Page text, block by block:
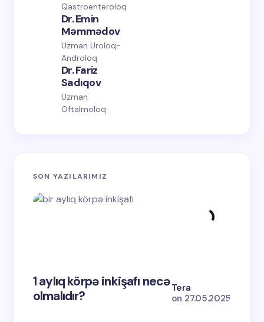
Qastroenteroloq
Dr. Emin
Məmmədov
Uzman Uroloq-
Androloq
Dr. Fariz
Sadıqov
Uzman
Oftalmoloq
SON YAZILARIMIZ
1 aylıq körpə inkişafı necə
olmalıdır?
Tera
on 27.05.2025